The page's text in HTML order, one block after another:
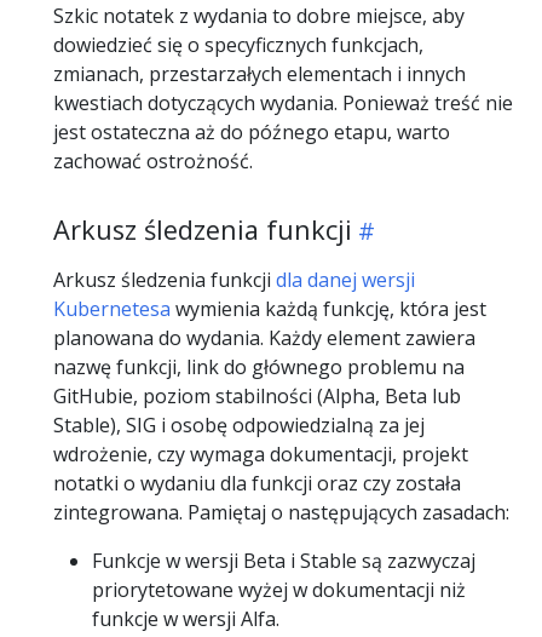
Szkic notatek z wydania to dobre miejsce, aby
dowiedzieć się o specyficznych funkcjach,
zmianach, przestarzałych elementach i innych
kwestiach dotyczących wydania. Ponieważ treść nie
jest ostateczna aż do późnego etapu, warto
zachować ostrożność.
Arkusz śledzenia funkcji
Arkusz śledzenia funkcji dla danej wersji
Kubernetesa wymienia każdą funkcję, która jest
planowana do wydania. Każdy element zawiera
nazwę funkcji, link do głównego problemu na
GitHubie, poziom stabilności (Alpha, Beta lub
Stable), SIG i osobę odpowiedzialną za jej
wdrożenie, czy wymaga dokumentacji, projekt
notatki o wydaniu dla funkcji oraz czy została
zintegrowana. Pamiętaj o następujących zasadach:
Funkcje w wersji Beta i Stable są zazwyczaj
priorytetowane wyżej w dokumentacji niż
funkcje w wersji Alfa.